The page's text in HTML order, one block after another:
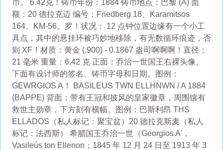
币。 6.42克！铸币年份：1884 铸币地点：巴黎 (A) 面
额：20 德拉克迈 编号：Friedberg 18、Karamitsos
164、KM-56。罗！状况： 12 点钟位置边缘有一个小工
具点，其中的悬挂环被巧妙地移除，有无数循环痕迹，否
则 XF！材质：黄金 (.900) - 0.1867 盎司啊啊啊！直径：
21 毫米 重量：6.42 克 正面：乔治一世国王右裸头像。
下面有设计师的签名、铸币字母和日期。图例：
GEWRGIOS A！ BASILEUS TWN ELLHNWN / A 1884
(BAPPE) 背面：带有王冠和披风的皇家徽章，周围镶有
救世主勋章，下方刻有横幅。图例：巴斯利昂 THS
ELLADOS（私人标记：聚宝盆）20 德拉克斯麦（私人
标记：法西斯） 希腊国王乔治一世（Georgios A'，
Vasileús ton Ellenon；1845 年 12 月 24 日至 1913 年 3